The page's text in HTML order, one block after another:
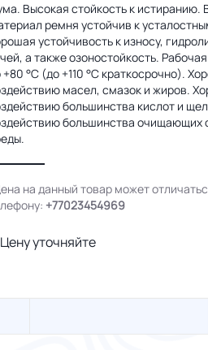
Высокая стойкость к истиранию.
ремня устойчив к
устойчивость к износу,
а также озоностойкость.
+80 °C (до +110 °C краткосрочно).
масел, смазок и жиров.
большинства кислот и
большинства очищающих
на данный товар может
+77023454969
Цену уточняйте